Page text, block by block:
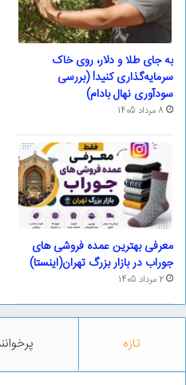
به جای طلا و دلار، روی خاک
سرمایه‌گذاری کنید! (بررسی
سودآوری نهال بادام)
8 مرداد 1405
معرفی بهترین عمده فروشی های
جوراب در بازار بزرگ تهران(اینستا)
2 مرداد 1405
تازه